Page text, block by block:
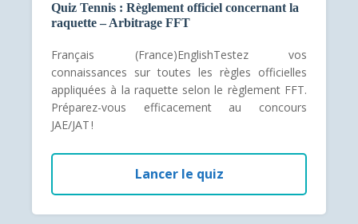
Quiz Tennis : Règlement officiel concernant la
raquette – Arbitrage FFT
Français (France)EnglishTestez vos
connaissances sur toutes les règles officielles
appliquées à la raquette selon le règlement FFT.
Préparez-vous efficacement au concours
JAE/JAT !
Lancer le quiz